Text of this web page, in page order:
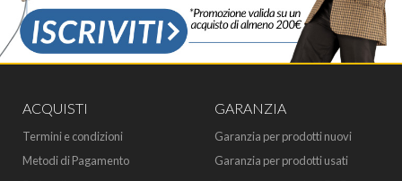
ACQUISTI
Termini e condizioni
Metodi di Pagamento
GARANZIA
Garanzia per prodotti nuovi
Garanzia per prodotti usati